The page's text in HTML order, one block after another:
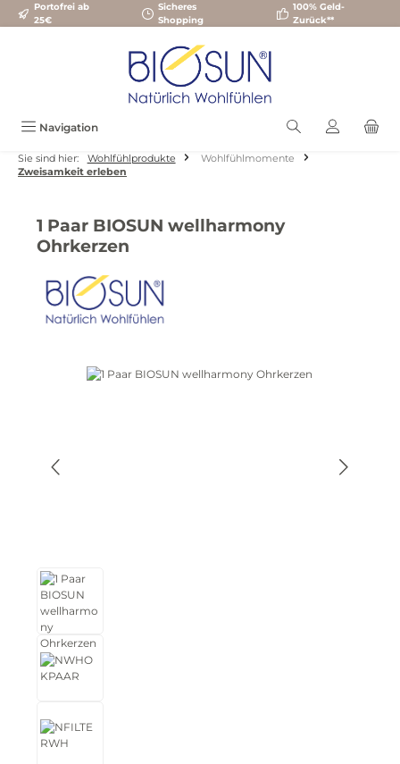
Zum Hauptinhalt springen
Portofrei ab
25€
Sicheres
Shopping
100% Geld-
Zurück**
Navigation
Sie sind hier: Wohlfühlprodukte
Wohlfühlmomente
Zweisamkeit erleben
1 Paar BIOSUN wellharmony
Ohrkerzen
Bildergalerie überspringen